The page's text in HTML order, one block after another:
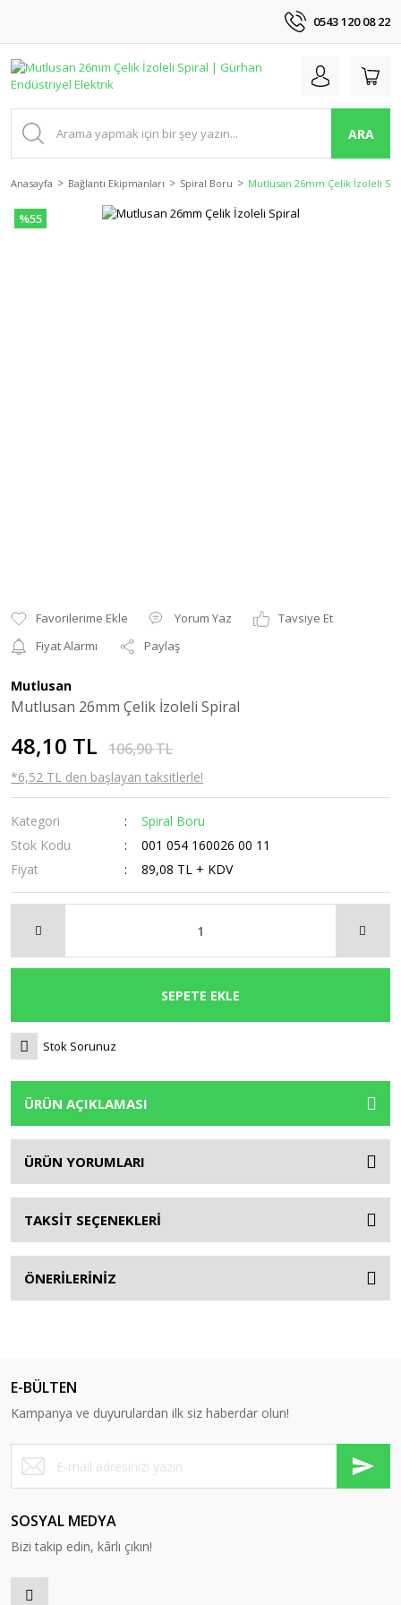
0543 120 08 22
ARA
Anasayfa Bağlantı Ekipmanları Spiral Boru Mutlusan 26mm Çelik İzoleli
%55
Yorum Yaz
Tavsiye Et
Fiyat Alarmı
Paylaş
Mutlusan
Mutlusan 26mm Çelik İzoleli Spiral
48,10 TL 106,90 TL
*6,52 TL den başlayan taksitlerle!
Kategori
Spiral Boru
Stok Kodu
001 054 160026 00 11
Fiyat
89,08 TL + KDV
SEPETE EKLE
Stok Sorunuz
ÜRÜN AÇIKLAMASI
ÜRÜN YORUMLARI
TAKSİT SEÇENEKLERİ
ÖNERİLERİNİZ
E-BÜLTEN
Kampanya ve duyurulardan ilk siz haberdar olun!
SOSYAL MEDYA
Bizi takip edin, kârlı çıkın!